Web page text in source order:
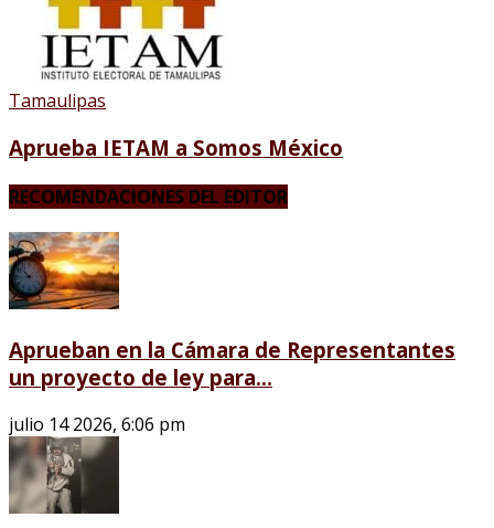
Tamaulipas
Aprueba IETAM a Somos México
RECOMENDACIONES DEL EDITOR
Aprueban en la Cámara de Representantes
un proyecto de ley para...
julio 14 2026, 6:06 pm